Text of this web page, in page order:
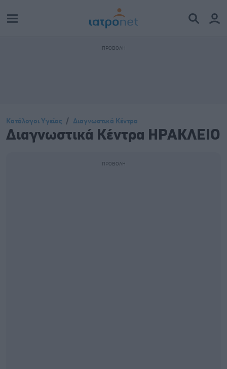
Κατάλογοι Υγείας Διαγνωστικά Κέντρα
Διαγνωστικά Κέντρα ΗΡΑΚΛΕΙΟ